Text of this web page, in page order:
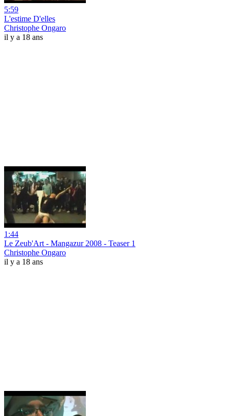
5:59
L'estime D'elles
Christophe Ongaro
il y a 18 ans
1:44
Le Zeub'Art - Mangazur 2008 - Teaser 1
Christophe Ongaro
il y a 18 ans